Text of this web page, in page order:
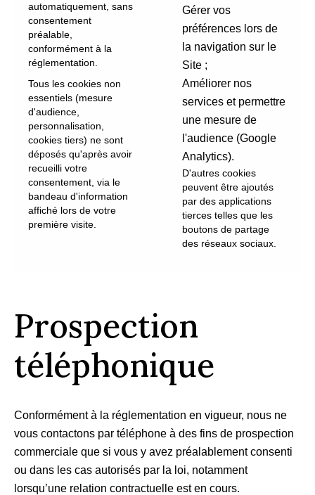
automatiquement, sans
consentement
préalable,
conformément à la
réglementation.
Tous les cookies non
essentiels (mesure
d'audience,
personnalisation,
cookies tiers) ne sont
déposés qu'après avoir
recueilli votre
consentement, via le
bandeau d'information
affiché lors de votre
première visite.
Gérer vos
préférences lors de
la navigation sur le
Site ;
Améliorer nos
services et permettre
une mesure de
l'audience (Google
Analytics).
D'autres cookies
peuvent être ajoutés
par des applications
tierces telles que les
boutons de partage
des réseaux sociaux.
Prospection
téléphonique
Conformément à la réglementation en vigueur, nous ne
vous contactons par téléphone à des fins de prospection
commerciale que si vous y avez préalablement consenti
ou dans les cas autorisés par la loi, notamment
lorsqu’une relation contractuelle est en cours.